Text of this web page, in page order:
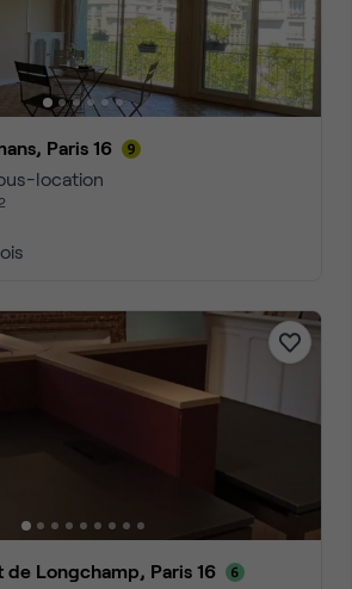
Paris 16
location
2
de Longchamp, Paris 16